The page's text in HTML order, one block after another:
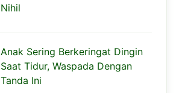
Nihil
Anak Sering Berkeringat Dingin
Saat Tidur, Waspada Dengan
Tanda Ini